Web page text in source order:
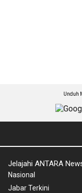
Unduh
Jelajahi ANTARA
Nasional
Jabar Terkini